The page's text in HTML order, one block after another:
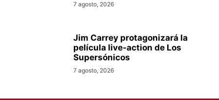
7 agosto, 2026
Jim Carrey protagonizará la
película live-action de Los
Supersónicos
7 agosto, 2026